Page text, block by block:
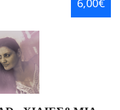
6,00€